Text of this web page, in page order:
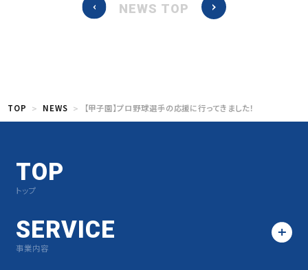
NEWS TOP
TOP NEWS 【甲子園】プロ野球選手の応援に行ってきました！
TOP
トップ
SERVICE
事業内容